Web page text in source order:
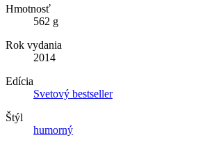
Hmotnosť
562 g
Rok vydania
2014
Edícia
Svetový bestseller
Štýl
humorný